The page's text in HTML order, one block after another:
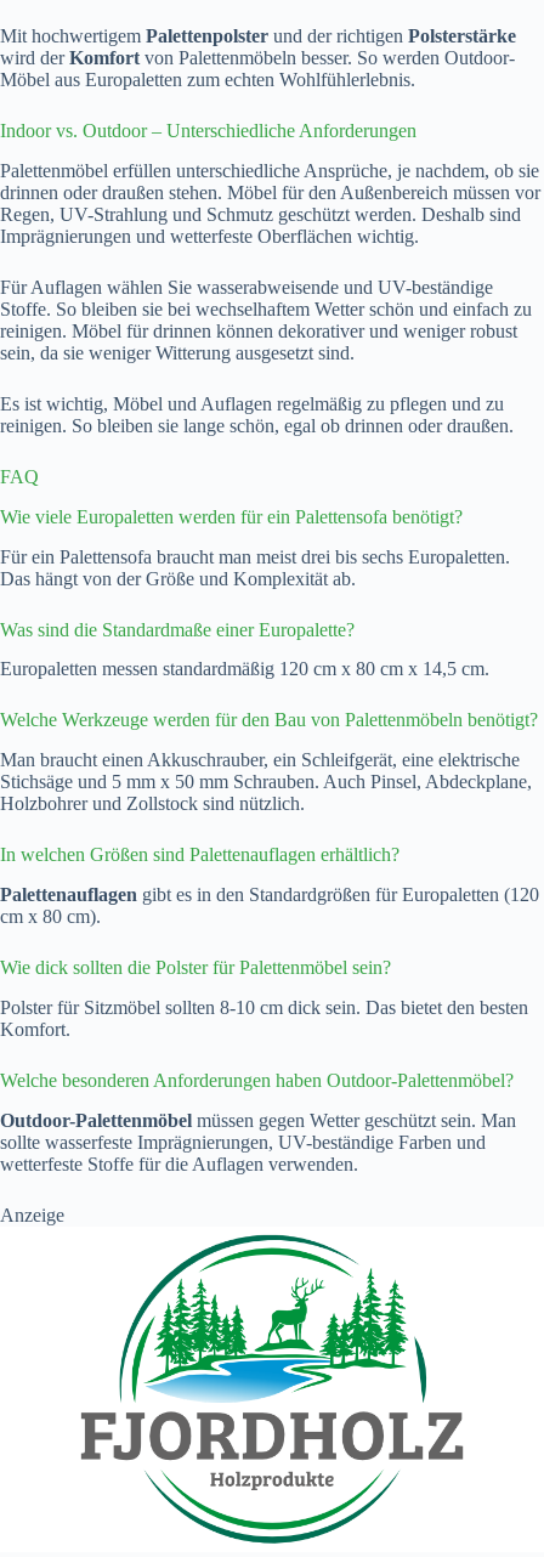
Mit hochwertigem Palettenpolster und der richtigen Polsterstärke
wird derKomfort von Palettenmöbeln besser. So werden Outdoor-
Möbel aus Europaletten zum echten Wohlfühlerlebnis.
Indoor vs. Outdoor – Unterschiedliche Anforderungen
Palettenmöbel erfüllen unterschiedliche Ansprüche, je nachdem, ob sie
drinnen oder draußen stehen. Möbel für den Außenbereich müssen vor
Regen, UV-Strahlung und Schmutz geschützt werden. Deshalb sind
Imprägnierungen und wetterfeste Oberflächen wichtig.
Für Auflagen wählen Sie wasserabweisende und UV-beständige
Stoffe. So bleiben sie bei wechselhaftem Wetter schön und einfach zu
reinigen. Möbel für drinnen können dekorativer und weniger robust
sein, da sie weniger Witterung ausgesetzt sind.
Es ist wichtig, Möbel und Auflagen regelmäßig zu pflegen und zu
reinigen. So bleiben sie lange schön, egal ob drinnen oder draußen.
FAQ
Wie viele Europaletten werden für ein Palettensofa benötigt?
Für ein Palettensofa braucht man meist drei bis sechs Europaletten.
Das hängt von der Größe und Komplexität ab.
Was sind die Standardmaße einer Europalette?
Europaletten messen standardmäßig 120 cm x 80 cm x 14,5 cm.
Welche Werkzeuge werden für den Bau von Palettenmöbeln benötigt?
Man braucht einen Akkuschrauber, ein Schleifgerät, eine elektrische
Stichsäge und 5 mm x 50 mm Schrauben. Auch Pinsel, Abdeckplane,
Holzbohrer und Zollstock sind nützlich.
In welchen Größen sind Palettenauflagen erhältlich?
Palettenauflagen gibt es in den Standardgrößen für Europaletten (120
cm x 80 cm).
Wie dick sollten die Polster für Palettenmöbel sein?
Polster für Sitzmöbel sollten 8-10 cm dick sein. Das bietet den besten
Komfort.
Welche besonderen Anforderungen haben Outdoor-Palettenmöbel?
Outdoor-Palettenmöbel müssen gegen Wetter geschützt sein. Man
sollte wasserfeste Imprägnierungen, UV-beständige Farben und
wetterfeste Stoffe für die Auflagen verwenden.
Anzeige